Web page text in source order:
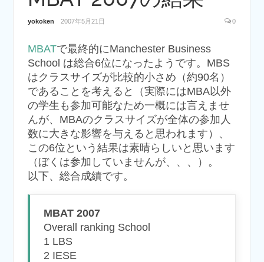
yokoken 2007年5月21日 0
MBATで最終的にManchester Business
School は総合6位になったようです。MBS
はクラスサイズが比較的小さめ（約90名）
であることを考えると（実際にはMBA以外
の学生も参加可能なため一概には言えませ
んが、MBAのクラスサイズが全体の参加人
数に大きな影響を与えると思われます）、
この6位という結果は素晴らしいと思います
（ぼくは参加していませんが、、、）。
以下、総合成績です。
MBAT 2007
Overall ranking School
1 LBS
2 IESE